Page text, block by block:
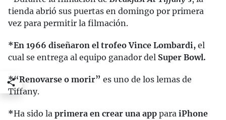
tienda abrió sus puertas en domingo por primera
vez para permitir la filmación.
*En 1966 diseñaron el trofeo Vince Lombardi, el
cual se entrega al equipo ganador del Super Bowl.
*“Renovarse o morir” es uno de los lemas de
Tiffany.
*Ha sido la primera en crear una app para iPhone